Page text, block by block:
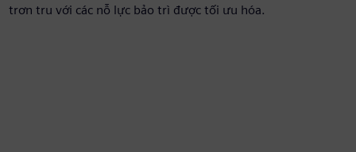
trơn tru với các nỗ lực bảo trì được tối ưu hóa.